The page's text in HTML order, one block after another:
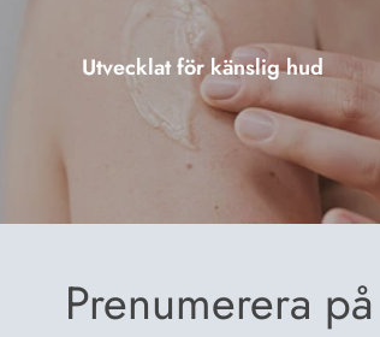
Utvecklat för känslig hud
Prenumerera